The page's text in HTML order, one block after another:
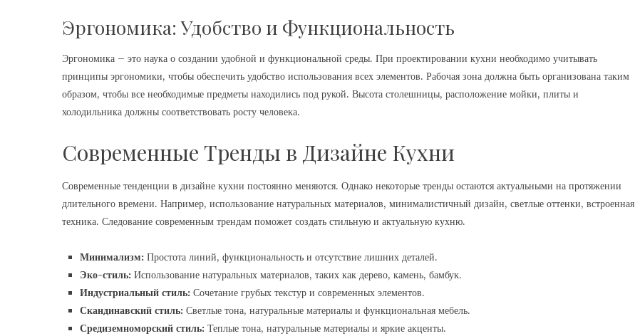
Эргономика: Удобство и Функциональность
Эргономика – это наука о создании удобной и функциональной среды. При проектировании кухни необходимо учитывать
принципы эргономики, чтобы обеспечить удобство использования всех элементов. Рабочая зона должна быть организована таким
образом, чтобы все необходимые предметы находились под рукой. Высота столешницы, расположение мойки, плиты и
холодильника должны соответствовать росту человека.
Современные Тренды в Дизайне Кухни
Современные тенденции в дизайне кухни постоянно меняются. Однако некоторые тренды остаются актуальными на протяжении
длительного времени. Например, использование натуральных материалов, минималистичный дизайн, светлые оттенки, встроенная
техника. Следование современным трендам поможет создать стильную и актуальную кухню.
Минимализм: Простота линий, функциональность и отсутствие лишних деталей.
Эко-стиль: Использование натуральных материалов, таких как дерево, камень, бамбук.
Индустриальный стиль: Сочетание грубых текстур и современных элементов.
Скандинавский стиль: Светлые тона, натуральные материалы и функциональная мебель.
Средиземноморский стиль: Теплые тона, натуральные материалы и яркие акценты.